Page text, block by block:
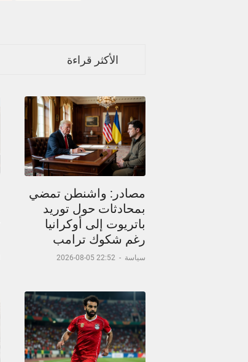
الأكثر قراءة
مصادر: واشنطن تمضي
بمحادثات حول توريد
باتريوت إلى أوكرانيا
رغم شكوك ترامب
سياسة -
22:52 05-08-2026